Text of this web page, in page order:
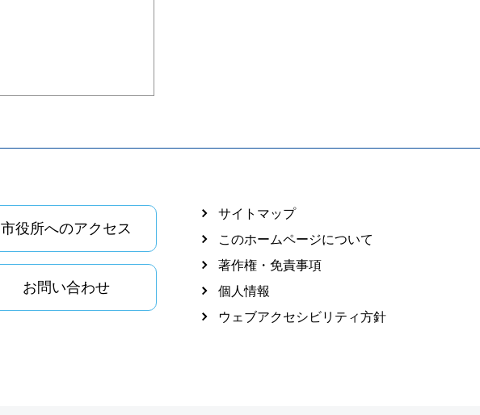
市役所へのアクセス
お問い合わせ
サイトマップ
このホームページについて
著作権・免責事項
個人情報
ウェブアクセシビリティ方針